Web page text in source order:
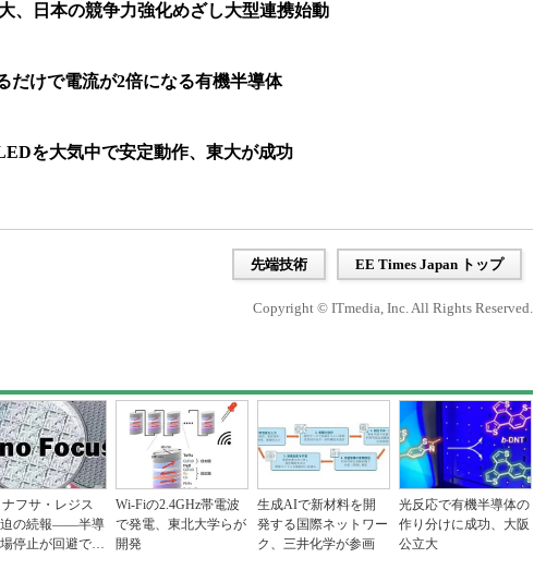
、日本の競争力強化めざし大型連携始動
だけで電流が2倍になる有機半導体
を大気中で安定動作、東大が成功
先端技術 EE Times Japan トップ
Copyright © ITmedia, Inc. All Rights Reserved.
ナフサ・レジス
迫の続報――半導
停止が回避でき
Wi-Fiの2.4GHz帯電波
で発電、東北大学らが
開発
生成AIで新材料を開
発する国際ネットワー
ク、三井化学が参画
光反応で有機半導体の
作り分けに成功、大阪
公立大